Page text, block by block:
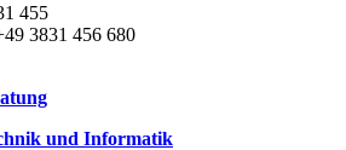
455
3831 456 680
und Informatik